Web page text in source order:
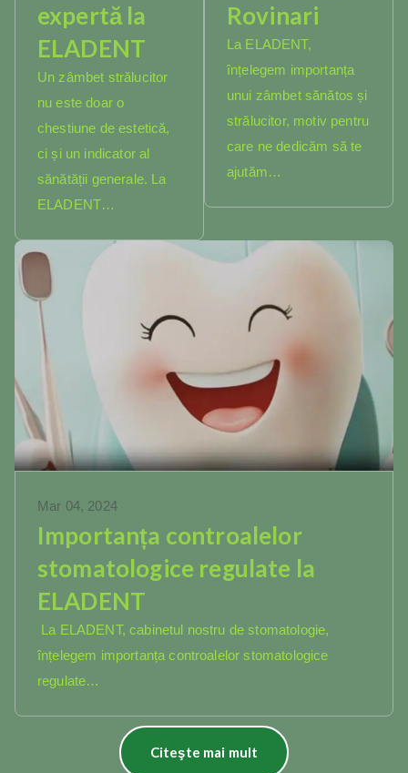
expertă la
ELADENT
Un zâmbet strălucitor
nu este doar o
chestiune de estetică,
ci și un indicator al
sănătății generale. La
ELADENT…
Rovinari
La ELADENT,
înțelegem importanța
unui zâmbet sănătos și
strălucitor, motiv pentru
care ne dedicăm să te
ajutăm…
Mar 04, 2024
Importanța controalelor
stomatologice regulate la
ELADENT
La ELADENT, cabinetul nostru de stomatologie,
înțelegem importanța controalelor stomatologice
regulate…
Citeşte mai mult